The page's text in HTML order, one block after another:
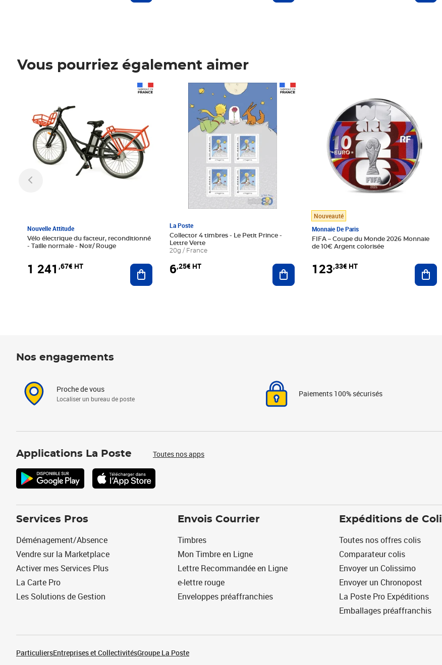
Vous pourriez également aimer
Nouvelle Attitude
Vélo électrique du facteur, reconditionné
- Taille normale - Noir/ Rouge
1 241 ,67€ HT Ajouter au panier
La Poste
Collector 4 timbres - Le Petit Prince -
Lettre Verte
20g / France
6,25€ HT
Prix 6,25€ HT
Ajouter au panier
Nouveauté
Monnaie De Paris
FIFA – Coupe du Monde 2026 Monnaie
de 10€ Argent colorisée
123,33€ HT
Nos engagements
Proche de vous
Localiser un bureau de poste
Paiements 100% sécurisés
Applications La Poste Toutes nos apps
Services Pros
Déménagement/Absence
Vendre sur la Marketplace
Activer mes Services Plus
La Carte Pro
Les Solutions de Gestion
Envois Courrier
Timbres
Mon Timbre en Ligne
Lettre Recommandée en Ligne
e-lettre rouge
Enveloppes préaffranchies
Expéditions de
Toutes nos offres colis
Comparateur colis
Envoyer un Colissimo
Envoyer un Chronopost
La Poste Pro Expéditions
Emballages préaffranchis
ParticuliersEntreprises et CollectivitésGroupe La Poste